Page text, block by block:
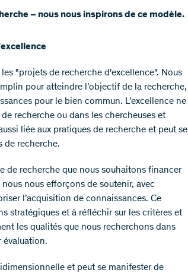
– nous nous inspirons de ce modèle.
"projets de recherche d'excellence". Nous
pour atteindre l’objectif de la recherche,
pour le bien commun. L’excellence ne
recherche ou dans les chercheuses et
liée aux pratiques de recherche et peut se
de recherche.
de recherche que nous souhaitons financer
nous efforçons de soutenir, avec
l’acquisition de connaissances. Ce
stratégiques et à réfléchir sur les critères et
les qualités que nous recherchons dans
évaluation.
et peut se manifester de